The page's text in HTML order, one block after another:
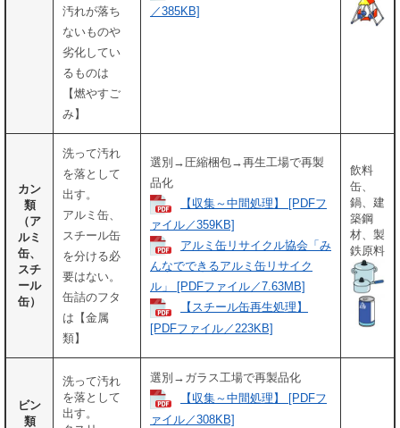
汚れが落ち
ないものや
劣化してい
るものは
【燃やすご
み】
／385KB]
カン
類
（ア
ルミ
缶、
スチ
ール
缶）
洗って汚れ
を落として
出す。
アルミ缶、
スチール缶
を分ける必
要はない。
缶詰のフタ
は【金属
類】
選別→圧縮梱包→再生工場で再製
品化
【収集～中間処理】 [PDFフ
ァイル／359KB]
アルミ缶リサイクル協会「み
んなでできるアルミ缶リサイク
ル」 [PDFファイル／7.63MB]
【スチール缶再生処理】
[PDFファイル／223KB]
飲料
缶、
鍋、建
築鋼
材、製
鉄原料
ビン
類
洗って汚れ
を落として
出す。
選別→ガラス工場で再製品化
【収集～中間処理】 [PDFフ
ァイル／308KB]